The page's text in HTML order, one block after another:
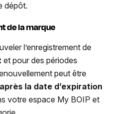
dépôt.
de la marque
l’enregistrement de
et pour des périodes
peut être
la date d’expiration
votre espace My BOIP et